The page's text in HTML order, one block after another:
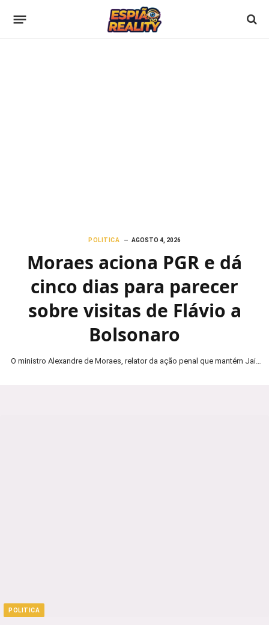
POLITICA AGOSTO 4, 2026
Moraes aciona PGR e dá
cinco dias para parecer
sobre visitas de Flávio a
Bolsonaro
O ministro Alexandre de Moraes, relator da ação penal que mantém Jair
POLITICA